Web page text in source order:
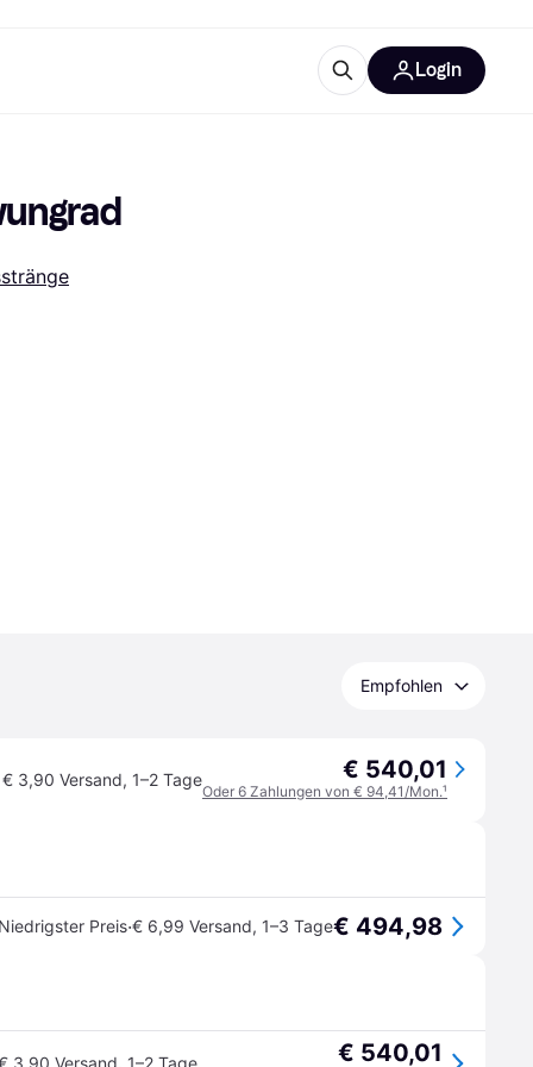
Login
Empfohlen
€ 3,90 Versand, 1–2 Tage € 540,01
Oder 6 Zahlungen von € 94,41/Mon.¹
Niedrigster Preis·€ 6,99 Versand, 1–3 Tage€ 494,98
3,90 Versand, 1–2 Tage € 540,01